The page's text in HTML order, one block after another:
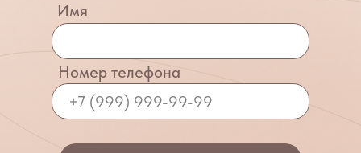
Имя
Номер телефона